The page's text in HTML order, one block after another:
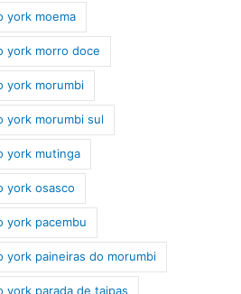
york moema
york morro doce
york morumbi
york morumbi sul
york mutinga
york osasco
york pacembu
york paineiras do morumbi
york parada de taipas